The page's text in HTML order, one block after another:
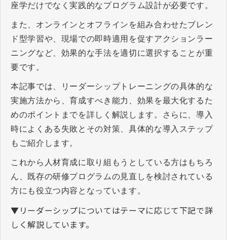
座学だけでなく実践的なプログラム設計が必要です。
また、オンラインとオフラインを組み合わせたブレン
ド型学習や、現場での即時適用を促すアクションラー
ニングなど、効果的な手法を適切に選択することが重
要です。
本記事では、リーダーシップトレーニングの具体的な
実施方法から、育成すべき能力、効果を最大化するた
めのポイントまでを詳しく解説します。さらに、導入
時によくある失敗とその対策、具体的な導入ステップ
もご紹介します。
これから人材育成に取り組もうとしている方はもちろ
ん、既存の研修プログラムの見直しを検討されている
方にも役立つ内容となっています。
▼リーダーシップについてはテーマに応じて下記で詳
しく解説しています。